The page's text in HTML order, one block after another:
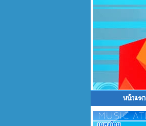
หน้าแรก